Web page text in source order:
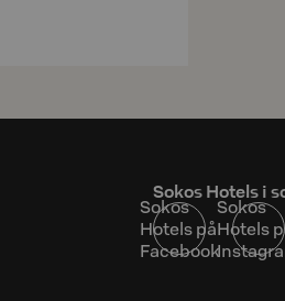
Sokos Hotels i
Sokos
Hotels på
Facebook
Sokos
Hotels